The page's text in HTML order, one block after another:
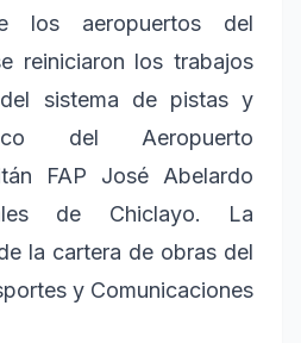
los aeropuertos del
reiniciaron los trabajos
sistema de pistas y
del Aeropuerto
FAP José Abelardo
de Chiclayo. La
la cartera de obras del
y Comunicaciones